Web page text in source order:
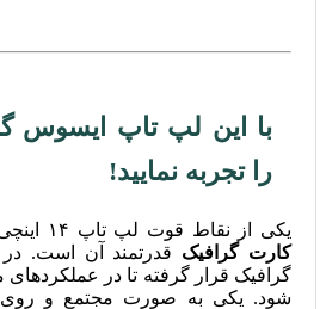
با این لپ تاپ ایسوس
را تجربه نمایید!
یکی از نقاط قوت لپ تاپ ۱۴ اینچی ایسوس A412FJ-i5 ،
کارت گرافیک قدرتمند آن است.
گرافیک قرار گرفته تا در عملکردهای